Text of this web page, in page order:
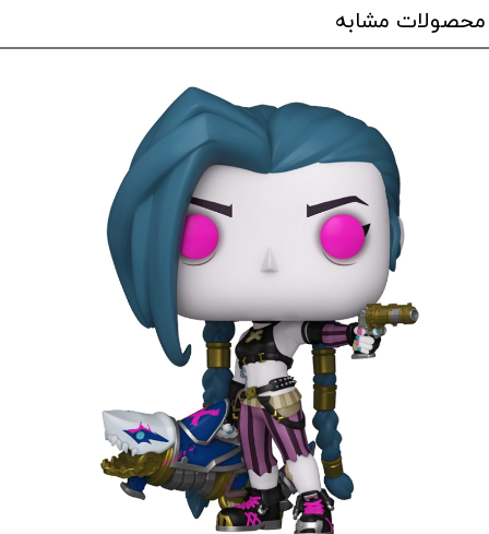
محصولات مشابه